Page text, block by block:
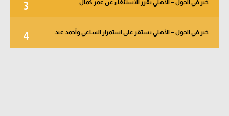
3 خبر في الجول – الأهلي يقرر الاستنغاء عن عمر كمال
4 خبر في الجول – الأهلي يستقر على استمرار الساعي وأحمد عيد